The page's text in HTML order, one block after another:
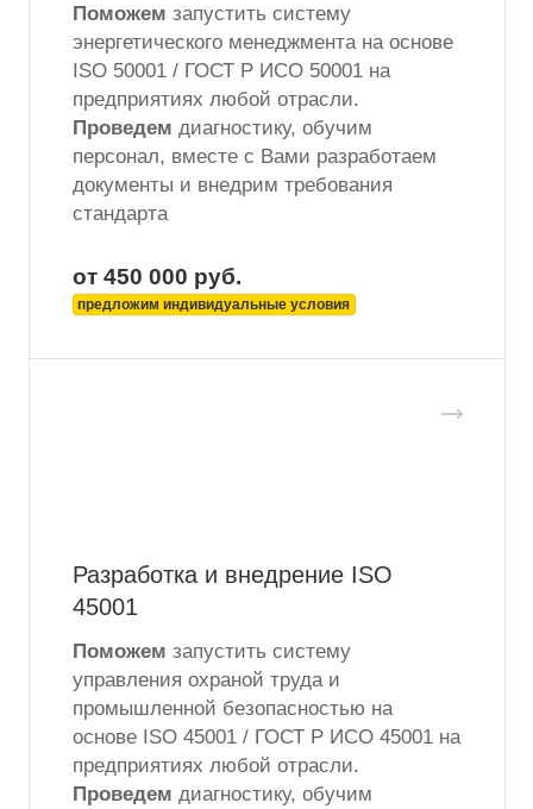
Поможем запустить систему
энергетического менеджмента на основе
ISO 50001 / ГОСТ Р ИСО 50001 на
предприятиях любой отрасли.
Проведем диагностику, обучим
персонал, вместе с Вами разработаем
документы и внедрим требования
стандарта
от 450 000 руб.
предложим индивидуальные условия
Разработка и внедрение ISO
45001
Поможем запустить систему
управления охраной труда и
промышленной безопасностью на
основе ISO 45001 / ГОСТ Р ИСО 45001 на
предприятиях любой отрасли.
Проведем диагностику, обучим